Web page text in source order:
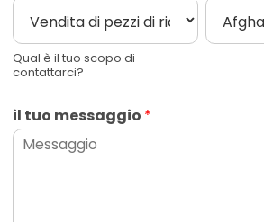
Qual è il tuo scopo di
contattarci?
il tuo messaggio *